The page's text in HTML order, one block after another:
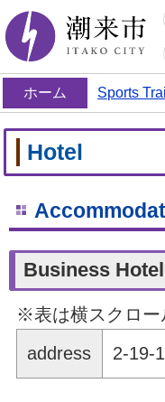
ホーム Sports
Hotel
Business
※表は横スクロー
address
2-19-